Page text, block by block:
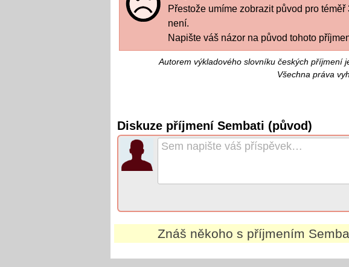
Přestože umíme zobrazit původ pro
není.
Napište váš názor na původ tohoto
Autorem výkladového slovníku českých příjmení
Všechna práva
Diskuze příjmení Sembati (původ)
Znáš někoho s příjmením